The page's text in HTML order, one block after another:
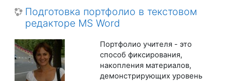
Подготовка портфолио в текстовом
редакторе MS Word
Портфолио учителя - это
способ фиксирования,
накопления материалов,
демонстрирующих уровень